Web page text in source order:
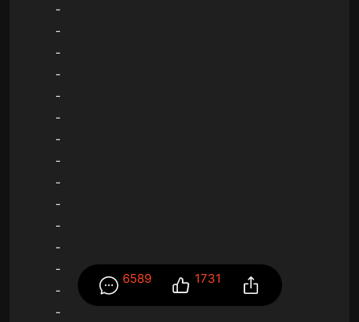
-
-
-
-
-
-
-
-
-
-
-
-
-
-
-
6589 1731